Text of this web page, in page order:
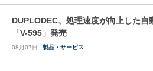
DUPLODEC、処理速度が向上した自
「V-595」発売
08月07日 製品・サービス